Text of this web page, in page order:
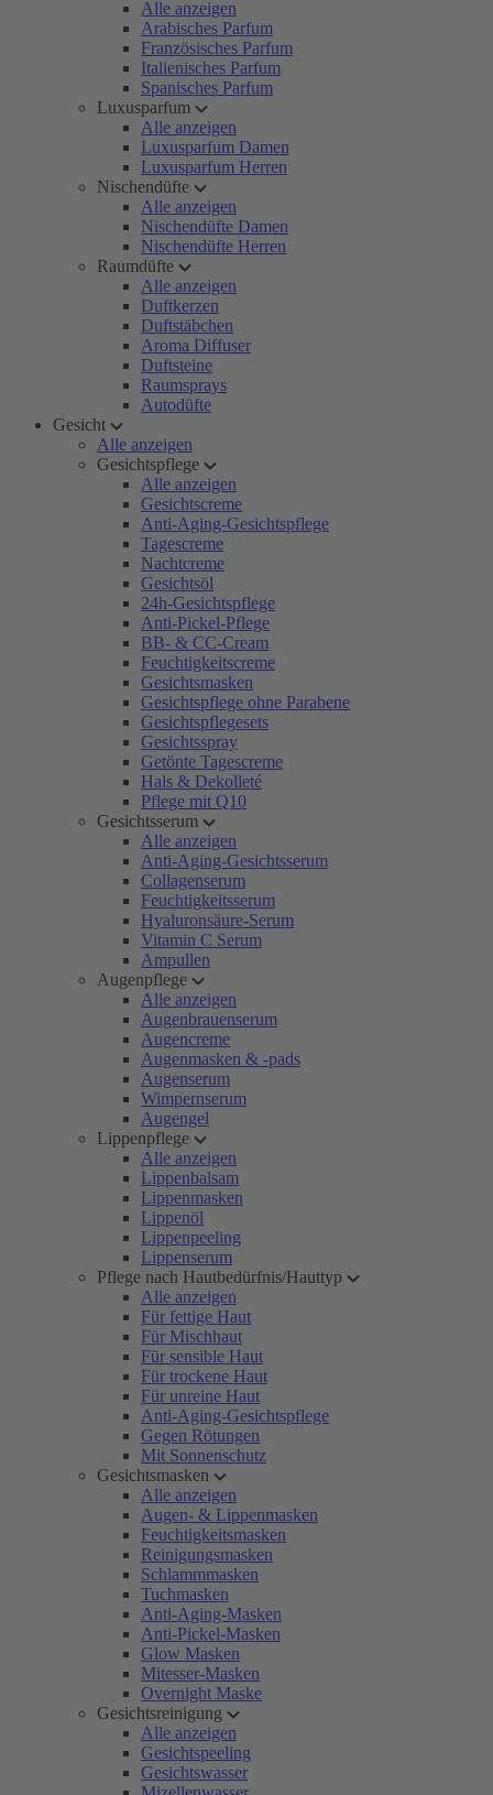
Alle anzeigen
Arabisches Parfum
Französisches Parfum
Italienisches Parfum
Spanisches Parfum
Luxusparfum
Alle anzeigen
Luxusparfum Damen
Luxusparfum Herren
Nischendüfte
Alle anzeigen
Nischendüfte Damen
Nischendüfte Herren
Raumdüfte
Alle anzeigen
Duftkerzen
Duftstäbchen
Aroma Diffuser
Duftsteine
Raumsprays
Autodüfte
Gesicht
Alle anzeigen
Gesichtspflege
Alle anzeigen
Gesichtscreme
Anti-Aging-Gesichtspflege
Tagescreme
Nachtcreme
Gesichtsöl
24h-Gesichtspflege
Anti-Pickel-Pflege
BB- & CC-Cream
Feuchtigkeitscreme
Gesichtsmasken
Gesichtspflege ohne Parabene
Gesichtspflegesets
Gesichtsspray
Getönte Tagescreme
Hals & Dekolleté
Pflege mit Q10
Gesichtsserum
Alle anzeigen
Anti-Aging-Gesichtsserum
Collagenserum
Feuchtigkeitsserum
Hyaluronsäure-Serum
Vitamin C Serum
Ampullen
Augenpflege
Alle anzeigen
Augenbrauenserum
Augencreme
Augenmasken & -pads
Augenserum
Wimpernserum
Augengel
Lippenpflege
Alle anzeigen
Lippenbalsam
Lippenmasken
Lippenöl
Lippenpeeling
Lippenserum
Pflege nach Hautbedürfnis/Hauttyp
Alle anzeigen
Für fettige Haut
Für Mischhaut
Für sensible Haut
Für trockene Haut
Für unreine Haut
Anti-Aging-Gesichtspflege
Gegen Rötungen
Mit Sonnenschutz
Gesichtsmasken
Alle anzeigen
Augen- & Lippenmasken
Feuchtigkeitsmasken
Reinigungsmasken
Schlammmasken
Tuchmasken
Anti-Aging-Masken
Anti-Pickel-Masken
Glow Masken
Mitesser-Masken
Overnight Maske
Gesichtsreinigung
Alle anzeigen
Gesichtspeeling
Gesichtswasser